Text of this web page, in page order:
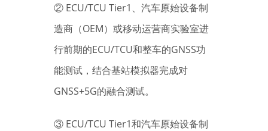
② ECU/TCU Tier1、汽车原始设备制
造商（OEM）或移动运营商实验室进
行前期的ECU/TCU和整车的GNSS功
能测试，结合基站模拟器完成对
GNSS+5G的融合测试。
③ ECU/TCU Tier1和汽车原始设备制